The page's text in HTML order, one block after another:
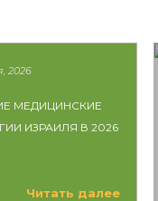
МЕДИЦИНСКИЕ
ИЗРАИЛЯ В 2026
2026
Читать далее